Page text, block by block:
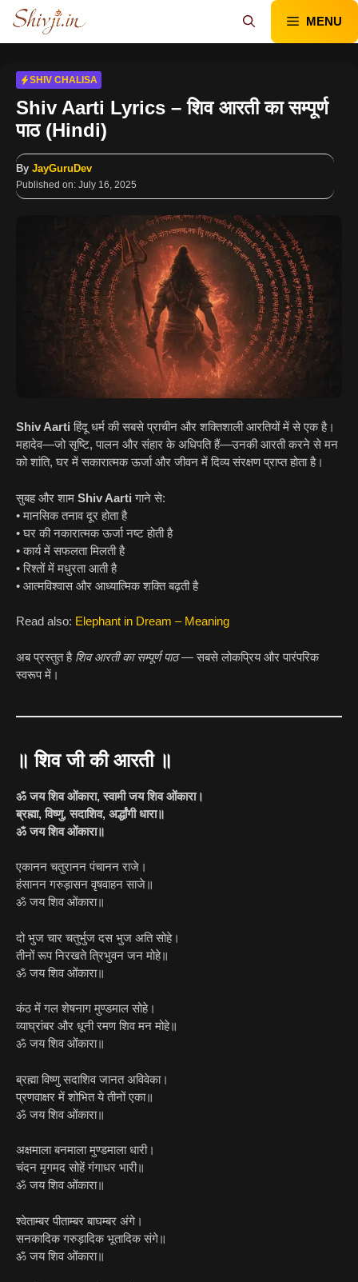
Skip
content
MENU
SHIV CHALISA
Shiv Aarti Lyrics – शिव आरती का सम्पूर्ण
पाठ (Hindi)
By JayGuruDev
Published on: July 16, 2025
Shiv Aarti हिंदू धर्म की सबसे प्राचीन और शक्तिशाली आरतियों में से एक है।
महादेव—जो सृष्टि, पालन और संहार के अधिपति हैं—उनकी आरती करने से मन
को शांति, घर में सकारात्मक ऊर्जा और जीवन में दिव्य संरक्षण प्राप्त होता है।
सुबह और शाम Shiv Aarti गाने से:
• मानसिक तनाव दूर होता है
• घर की नकारात्मक ऊर्जा नष्ट होती है
• कार्य में सफलता मिलती है
• रिश्तों में मधुरता आती है
• आत्मविश्वास और आध्यात्मिक शक्ति बढ़ती है
Read also: Elephant in Dream – Meaning
अब प्रस्तुत है शिव आरती का सम्पूर्ण पाठ— सबसे लोकप्रिय और पारंपरिक
स्वरूप में।
॥ शिव जी की आरती ॥
ॐ जय शिव ओंकारा, स्वामी जय शिव ओंकारा।
ब्रह्मा, विष्णु, सदाशिव, अर्द्धांगी धारा॥
ॐ जय शिव ओंकारा॥
एकानन चतुरानन पंचानन राजे।
हंसानन गरुड़ासन वृषवाहन साजे॥
ॐ जय शिव ओंकारा॥
दो भुज चार चतुर्भुज दस भुज अति सोहे।
तीनों रूप निरखते त्रिभुवन जन मोहे॥
ॐ जय शिव ओंकारा॥
कंठ में गल शेषनाग मुण्डमाल सोहे।
व्याघ्रांबर और धूनी रमण शिव मन मोहे॥
ॐ जय शिव ओंकारा॥
ब्रह्मा विष्णु सदाशिव जानत अविवेका।
प्रणवाक्षर में शोभित ये तीनों एका॥
ॐ जय शिव ओंकारा॥
अक्षमाला बनमाला मुण्डमाला धारी।
चंदन मृगमद सोहें गंगाधर भारी॥
ॐ जय शिव ओंकारा॥
श्वेताम्बर पीताम्बर बाघम्बर अंगे।
सनकादिक गरुड़ादिक भूतादिक संगे॥
ॐ जय शिव ओंकारा॥